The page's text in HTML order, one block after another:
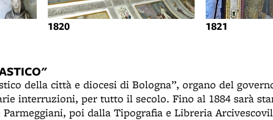
1820 1821
della città e diocesi di Bologna”, organo del
interruzioni, per tutto il secolo. Fino al 1884 sarà
poi dalla Tipografia e Libreria